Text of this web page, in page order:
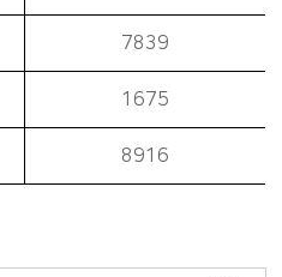
7839
1675
8916